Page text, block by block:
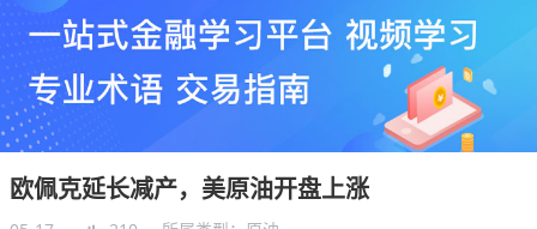
欧佩克延长减产，美原油开盘上涨